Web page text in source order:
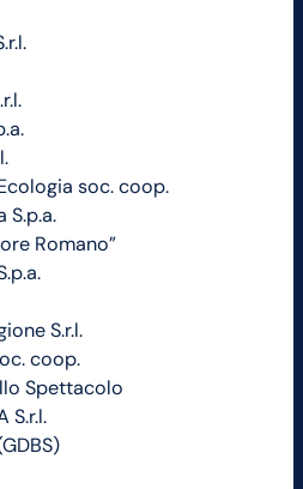
soc. coop.
S.p.a.
Romano”
S.r.l.
coop.
Spettacolo
S.r.l.